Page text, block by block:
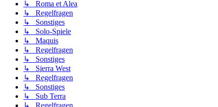
↳ Roma et Alea
↳ Regelfragen
↳ Sonstiges
↳ Solo-Spiele
↳ Maquis
↳ Regelfragen
↳ Sonstiges
↳ Sierra West
↳ Regelfragen
↳ Sonstiges
↳ Sub Terra